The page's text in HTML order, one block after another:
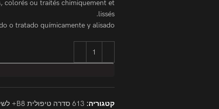
colorés ou traités chimiquement et
lissés.
o tratado químicamente y alisado.
קטגוריה: 613 סדרה טיפולית B8+ לשיער יבש ונשירת שיער